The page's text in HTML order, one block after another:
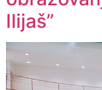
Ilijaš”